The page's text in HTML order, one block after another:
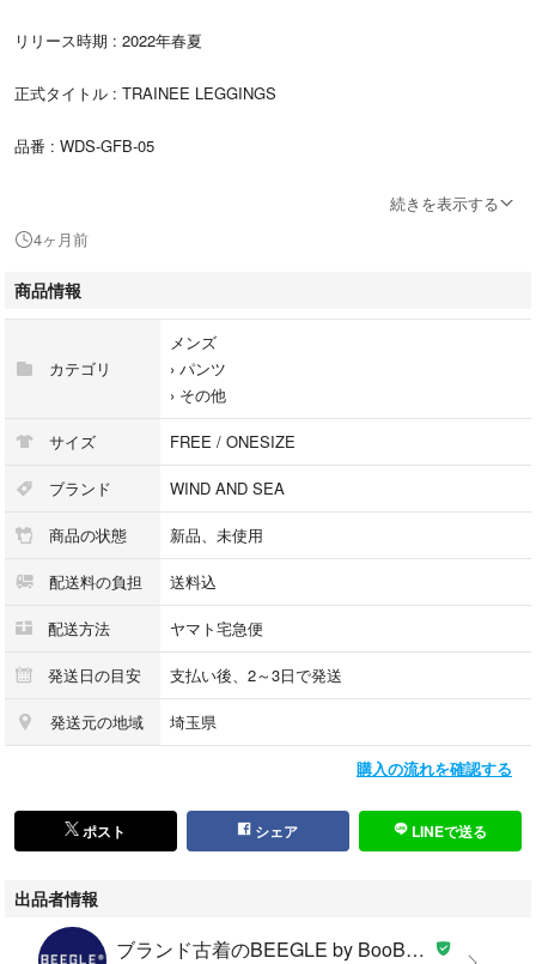
リリース時期 : 2022年春夏
正式タイトル : TRAINEE LEGGINGS
品番 : WDS-GFB-05
サイズ : L ウエスト約70cmから約90cm×股上約20cm×股下約70cm×ワタ
カラー : グレー
素材 : ナイロン78% ポリウレタン22%
付属品 : タグ
〈キーポイント〉
アーバンフィットネスウェアライン“GET FIT BACK”からリリースされた
トレーニングレギンスになります。
この商品は店舗、その他ショッピングモール併用の商品です。売り切れの
場合はご了承ください。
こちらの商品はラクマ公式パートナーのBEEGLE by BooBee（ﾋﾞｰｸﾞﾙﾊﾞｲ
ﾌﾞｰﾋﾞｰ）によって出品されています。
続きを表示する
4ヶ月前
商品情報
カテゴリ
メンズ
› パンツ
› その他
サイズ FREE / ONESIZE
ブランド WIND AND SEA
商品の状態 新品、未使用
配送料の負担 送料込
配送方法 ヤマト宅急便
発送日の目安 支払い後、2～3日で発送
発送元の地域 埼玉県
購入の流れを確認する
ポスト シェア LINEで送る
出品者情報
ブランド古着のBEEGLE by BooBee ラクマ店